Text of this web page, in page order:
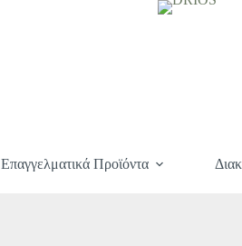
Επαγγελματικά Προϊόντα